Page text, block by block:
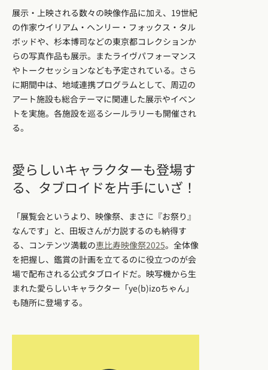
展示・上映される数々の映像作品に加え、19世紀
の作家ウイリアム・ヘンリー・フォックス・タル
ボッドや、杉本博司などの東京都コレクションか
らの写真作品も展示。またライヴパフォーマンス
やトークセッションなども予定されている。さら
に期間中は、地域連携プログラムとして、周辺の
アート施設も総合テーマに関連した展示やイベン
トを実施。各施設を巡るシールラリーも開催され
る。
愛らしいキャラクターも登場す
る、タブロイドを片手にいざ！
「展覧会というより、映像祭、まさに『お祭り』
なんです」と、田坂さんが力説するのも納得す
る、コンテンツ満載の恵比寿映像祭2025。全体像
を把握し、鑑賞の計画を立てるのに役立つのが会
場で配布される公式タブロイドだ。映写機から生
まれた愛らしいキャラクター「ye(b)izoちゃん」
も随所に登場する。